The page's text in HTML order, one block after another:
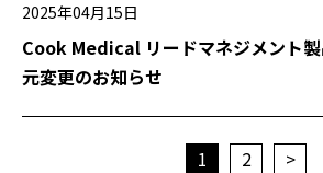
2025年04月15日
Cook Medical リードマネジメント
元変更のお知らせ
1 2 >